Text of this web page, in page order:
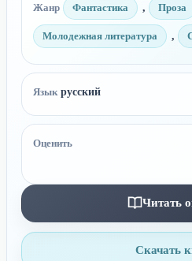
Жанр Фантастика , Проза
Молодежная литература ,
Язык русский
Оценить
Читать
Скачать